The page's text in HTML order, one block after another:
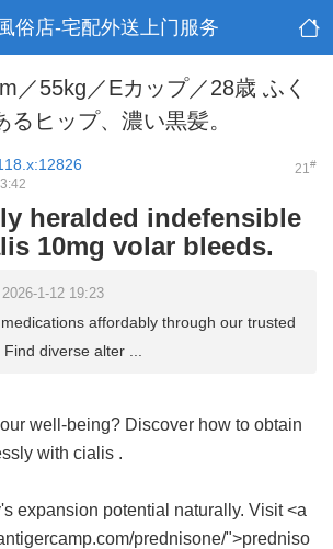
俗店-宅配外送上门服务
／55kg／Eカップ／28歳 ふく
るヒップ、濃い黒髪。
21#
heralded indefensible
10mg volar bleeds.
1-12 19:23
affordably through our trusted
diverse alter ...
well-being? Discover how to obtain
with cialis .
expansion potential naturally. Visit <a
prednisone/">predniso